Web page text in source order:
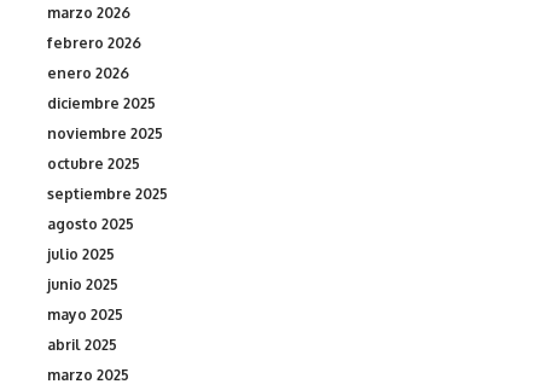
marzo 2026
febrero 2026
enero 2026
diciembre 2025
noviembre 2025
octubre 2025
septiembre 2025
agosto 2025
julio 2025
junio 2025
mayo 2025
abril 2025
marzo 2025